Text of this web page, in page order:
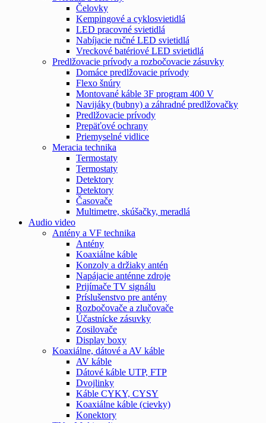
Čelovky
Kempingové a cyklosvietidlá
LED pracovné svietidlá
Nabíjacie ručné LED svietidlá
Vreckové batériové LED svietidlá
Predlžovacie prívody a rozbočovacie zásuvky
Domáce predlžovacie prívody
Flexo šnúry
Montované káble 3F program 400 V
Navijáky (bubny) a záhradné predlžovačky
Predlžovacie prívody
Prepäťové ochrany
Priemyselné vidlice
Meracia technika
Termostaty
Termostaty
Detektory
Detektory
Časovače
Multimetre, skúšačky, meradlá
Audio video
Antény a VF technika
Antény
Koaxiálne káble
Konzoly a držiaky antén
Napájacie anténne zdroje
Prijímače TV signálu
Príslušenstvo pre antény
Rozbočovače a zlučovače
Účastnícke zásuvky
Zosilovače
Display boxy
Koaxiálne, dátové a AV káble
AV káble
Dátové káble UTP, FTP
Dvojlinky
Káble CYKY, CYSY
Koaxiálne káble (cievky)
Konektory